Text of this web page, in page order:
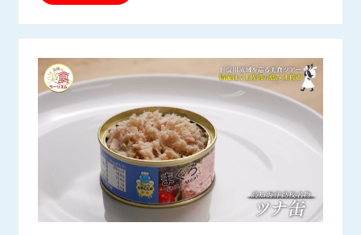
高知県立高知海洋高校